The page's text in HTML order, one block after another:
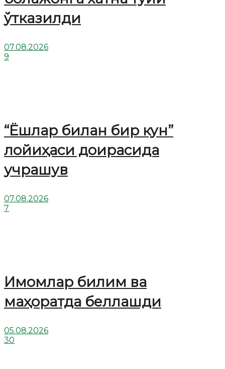
ўтказилди
07.08.2026
9
“Ёшлар билан бир кун”
лойиҳаси доирасида
учрашув
07.08.2026
7
Имомлар билим ва
маҳоратда беллашди
05.08.2026
30